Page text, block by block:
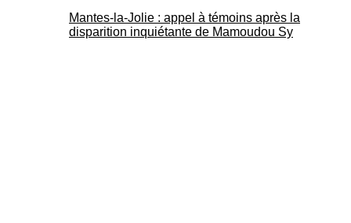
Mantes-la-Jolie : appel à témoins après la
disparition inquiétante de Mamoudou Sy